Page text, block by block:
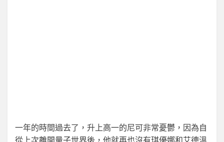
一年的時間過去了，升上高一的尼可非常憂鬱，因為自